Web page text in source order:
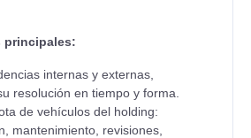
principales:
internas y externas,
resolución en tiempo y forma.
de vehículos del holding:
mantenimiento, revisiones,